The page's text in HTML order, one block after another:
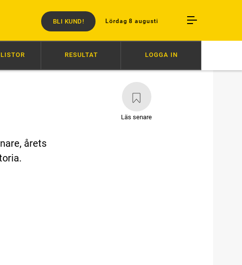
Lördag 8 augusti
BLI KUND!
I STORSJÖPOKALEN EN VÄLFÖRTJÄNT SVENSK DERBYSEGER
RESULTAT LOGGA IN
Läs senare
årets